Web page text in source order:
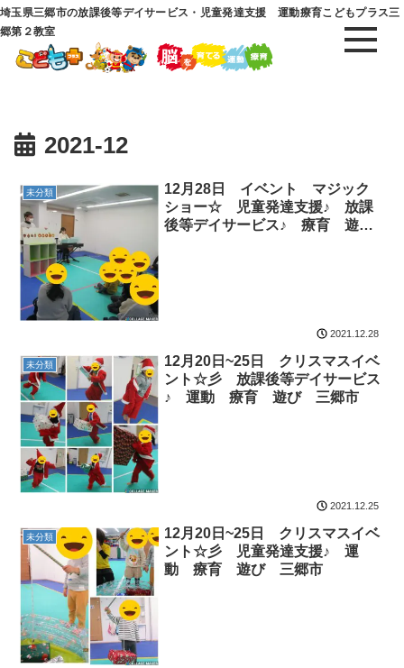
埼玉県三郷市の放課後等デイサービス・児童発達支援 運動療育こどもプラス三
郷第２教室
2021-12
未分類
12月28日 イベント マジック
ショー☆ 児童発達支援♪ 放課
後等デイサービス♪ 療育 遊
2021.12.28
未分類
12月20日~25日 クリスマスイベ
ント☆彡 放課後等デイサービス
♪ 運動 療育 遊び 三郷市
2021.12.25
未分類
12月20日~25日 クリスマスイベ
ント☆彡 児童発達支援♪ 運
動 療育 遊び 三郷市